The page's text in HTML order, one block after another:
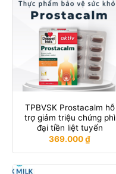
TPBVSK Prostacalm hỗ
trợ giảm triệu chứng phì
đại tiền liệt tuyến
369.000₫